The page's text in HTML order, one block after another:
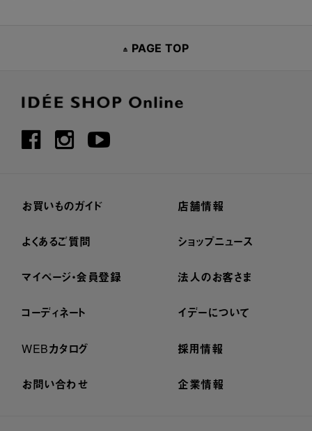
PAGE TOP
お買いものガイド
よくあるご質問
マイページ・会員登録
コーディネート
WEBカタログ
お問い合わせ
店舗情報
ショップニュース
法人のお客さま
イデーについて
採用情報
企業情報